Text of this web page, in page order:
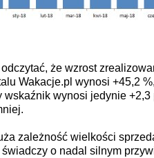
że wzrost
Wakacje.pl wynosi +45,2
wskaźnik wynosi jedynie
zależność wielkości
o nadal silnym